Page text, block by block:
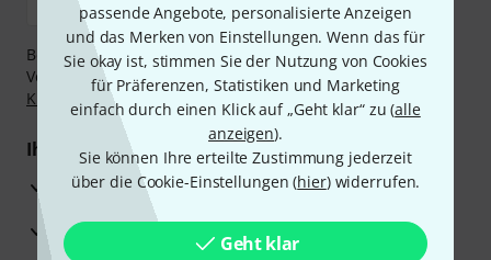
passende Angebote, personalisierte Anzeigen
und das Merken von Einstellungen. Wenn das für
Sie okay ist, stimmen Sie der Nutzung von Cookies
für Präferenzen, Statistiken und Marketing
einfach durch einen Klick auf „Geht klar“ zu (alle
anzeigen).
Sie können Ihre erteilte Zustimmung jederzeit
über die Cookie-Einstellungen (hier) widerrufen.
Geht klar
Bezahlen Sie vertraulich und sicher per Nachnahme,
Vorkasse, PayPal, Amazon Pay, Klarna Sofort bezahlen
Klarna Ratenzahlungoder Kreditkarte.
Ihre Vorteile
3 Jahre Thomann Garantie
30 Tage Money-Back-Garantie